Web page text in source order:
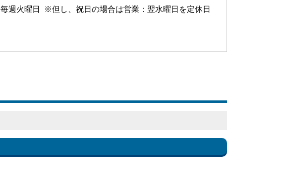
毎週火曜日 ※但し、祝日の場合は営業：翌水曜日を定休日